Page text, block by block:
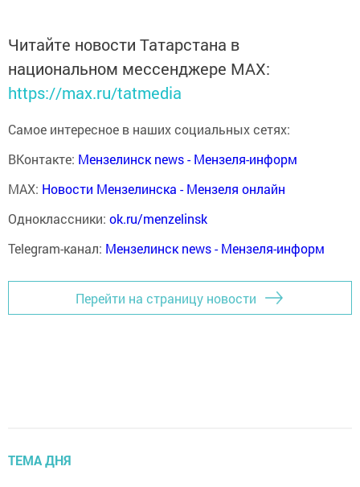
Читайте новости Татарстана в
национальном мессенджере MАХ:
https://max.ru/tatmedia
Самое интересное в наших социальных сетях:
ВКонтакте: Мензелинск news - Мензеля-информ
MAX: Новости Мензелинска - Мензеля онлайн
Одноклассники: ok.ru/menzelinsk
Telegram-канал: Мензелинск news - Мензеля-информ
Перейти на страницу новости
ТЕМА ДНЯ